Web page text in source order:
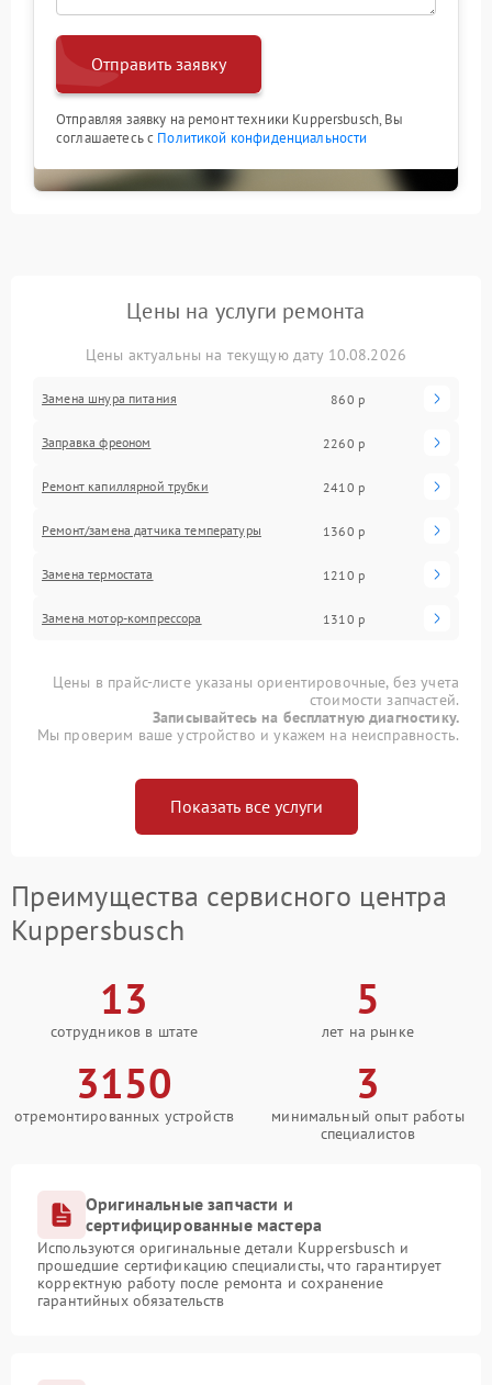
Отправить заявку
Отправляя заявку на ремонт техники Kuppersbusch, Вы
соглашаетесь с Политикой конфиденциальности
Цены на услуги ремонта
Цены актуальны на текущую дату 10.08.2026
Замена шнура питания 860 р
Заправка фреоном 2260 р
Ремонт капиллярной трубки 2410 р
Ремонт/замена датчика температуры 1360 р
Замена термостата 1210 р
Замена мотор-компрессора 1310 р
Цены в прайс-листе указаны ориентировочные, без учета
стоимости запчастей.
Записывайтесь на бесплатную диагностику.
Мы проверим ваше устройство и укажем на неисправность.
Показать все услуги
Преимущества сервисного центра
Kuppersbusch
13
сотрудников в штате
5
лет на рынке
3150
отремонтированных устройств
3
минимальный опыт работы
специалистов
Оригинальные запчасти и
сертифицированные мастера
Используются оригинальные детали Kuppersbusch и
прошедшие сертификацию специалисты, что гарантирует
корректную работу после ремонта и сохранение
гарантийных обязательств